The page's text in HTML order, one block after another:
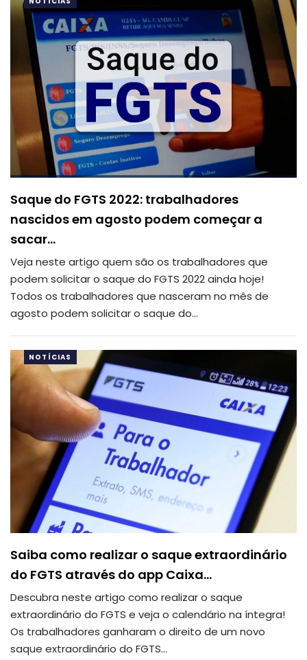
Saque do FGTS 2022: trabalhadores
nascidos em agosto podem começar a
sacar…
Veja neste artigo quem são os trabalhadores que
podem solicitar o saque do FGTS 2022 ainda hoje!
Todos os trabalhadores que nasceram no mês de
agosto podem solicitar o saque do…
NOTÍCIAS
Saiba como realizar o saque extraordinário
do FGTS através do app Caixa…
Descubra neste artigo como realizar o saque
extraordinário do FGTS e veja o calendário na íntegra!
Os trabalhadores ganharam o direito de um novo
saque extraordinário do FGTS…